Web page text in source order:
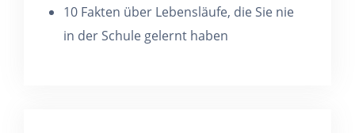
10 Fakten über Lebensläufe, die Sie nie
in der Schule gelernt haben